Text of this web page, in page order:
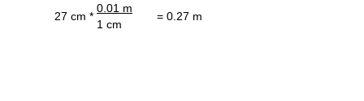
27 cm *
0.01 m
= 0.27 m
1 cm